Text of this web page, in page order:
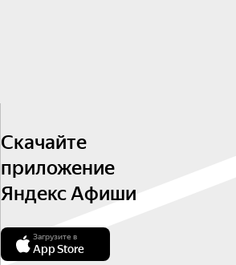
Скачайте
приложение
Яндекс Афиши
Загрузите в
App Store